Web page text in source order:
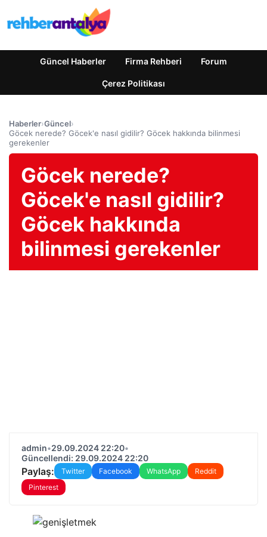
Güncel Haberler Firma Rehberi Forum
Çerez Politikası
Haberler›Güncel›
Göcek nerede? Göcek'e nasıl gidilir? Göcek hakkında bilinmesi
gerekenler
Göcek nerede?
Göcek'e nasıl gidilir?
Göcek hakkında
bilinmesi gerekenler
admin•29.09.2024 22:20•
Güncellendi: 29.09.2024 22:20
Paylaş: Twitter Facebook WhatsApp
Reddit
Pinterest